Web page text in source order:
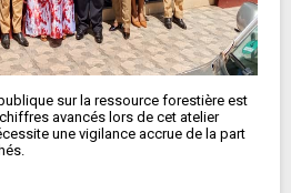
sur la ressource forestière est
avancés lors de cet atelier
une vigilance accrue de la part